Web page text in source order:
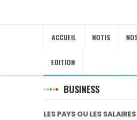
ACCUEIL NOTIS
EDITION
BUSINESS
LES PAYS OU LES